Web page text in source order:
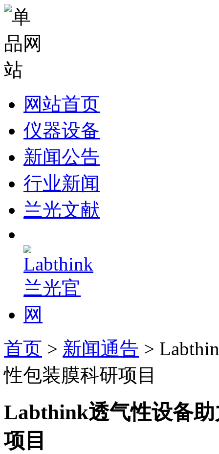
网站首页
仪器设备
新闻公告
行业新闻
兰光文献
首页 > 新闻通告 >
性包装膜科研项目
Labthink透气性设备
项目